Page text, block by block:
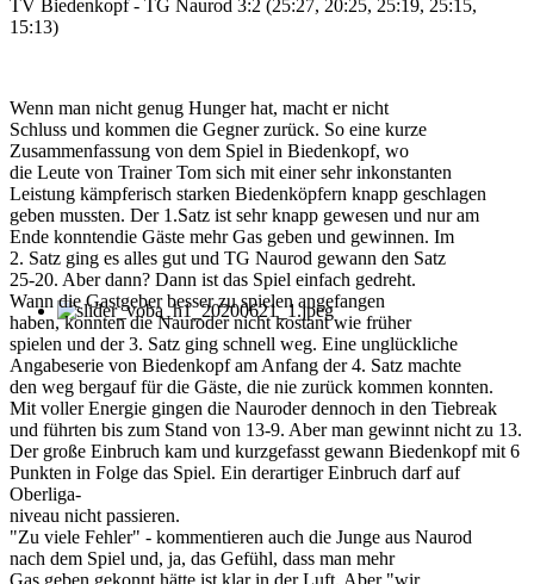
TV Biedenkopf - TG Naurod 3:2 (25:27, 20:25, 25:19, 25:15,
15:13)
Wenn man nicht genug Hunger hat, macht er nicht
Schluss und kommen die Gegner zurück. So eine kurze
Zusammenfassung von dem Spiel in Biedenkopf, wo
die Leute von Trainer Tom sich mit einer sehr inkonstanten
Leistung kämpferisch starken Biedenköpfern knapp geschlagen
geben mussten. Der 1.Satz ist sehr knapp gewesen und nur am
Ende konntendie Gäste mehr Gas geben und gewinnen. Im
2. Satz ging es alles gut und TG Naurod gewann den Satz
25-20. Aber dann? Dann ist das Spiel einfach gedreht.
Wann die Gastgeber besser zu spielen angefangen
haben, konnten die Nauroder nicht kostant wie früher
spielen und der 3. Satz ging schnell weg. Eine unglückliche
Angabeserie von Biedenkopf am Anfang der 4. Satz machte
den weg bergauf für die Gäste, die nie zurück kommen konnten.
Mit voller Energie gingen die Nauroder dennoch in den Tiebreak
und führten bis zum Stand von 13-9. Aber man gewinnt nicht zu 13.
Der große Einbruch kam und kurzgefasst gewann Biedenkopf mit 6
Punkten in Folge das Spiel. Ein derartiger Einbruch darf auf
Oberliga-
niveau nicht passieren.
"Zu viele Fehler" - kommentieren auch die Junge aus Naurod
nach dem Spiel und, ja, das Gefühl, dass man mehr
Gas geben gekonnt hätte ist klar in der Luft. Aber "wir